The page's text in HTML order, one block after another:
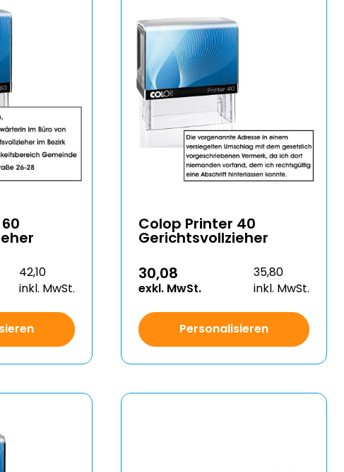
42,10
inkl. MwSt.
Colop Printer 40
Gerichtsvollzieher
30,08
exkl. MwSt.
35,80
inkl. MwSt.
Personalisieren